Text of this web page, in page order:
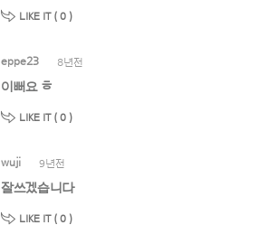
LIKE IT ( 0 )
eppe23 8년전
이뻐요 ㅎ
LIKE IT ( 0 )
wuji 9년전
잘쓰겠습니다
LIKE IT ( 0 )